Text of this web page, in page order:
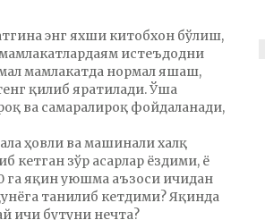
энг яхши китобхон бўлиш,
истеъдодни
мамлакатда нормал яшаш,
қилиб яратилади. Ўша
ва самаралироқ фойдаланади,
ҳовли ва машинали халқ
кетган зўр асарлар ёздими, ё
га яқин уюшма аъзоси ичидан
танилиб кетдими? Яқинда
ичи бутуни нечта?